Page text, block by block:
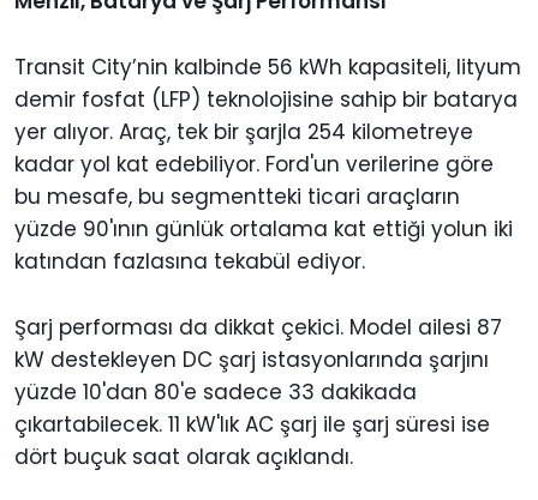
Transit City’nin kalbinde 56 kWh kapasiteli, lityum
demir fosfat (LFP) teknolojisine sahip bir batarya
yer alıyor. Araç, tek bir şarjla 254 kilometreye
kadar yol kat edebiliyor. Ford'un verilerine göre
bu mesafe, bu segmentteki ticari araçların
yüzde 90'ının günlük ortalama kat ettiği yolun iki
katından fazlasına tekabül ediyor.
Şarj performası da dikkat çekici. Model ailesi 87
kW destekleyen DC şarj istasyonlarında şarjını
yüzde 10'dan 80'e sadece 33 dakikada
çıkartabilecek. 11 kW'lık AC şarj ile şarj süresi ise
dört buçuk saat olarak açıklandı.